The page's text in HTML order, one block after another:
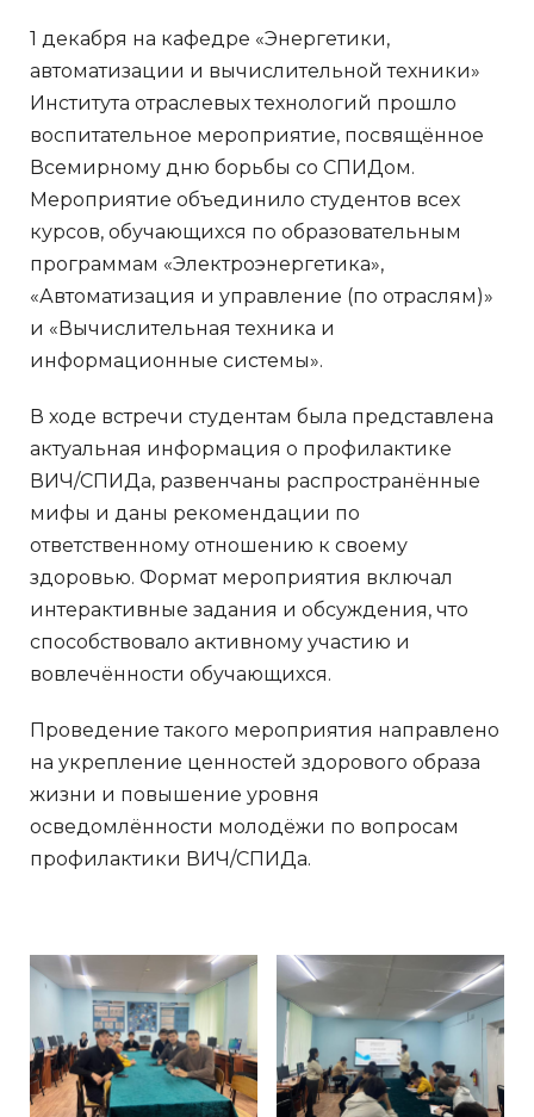
1 декабря на кафедре «Энергетики,
автоматизации и вычислительной техники»
Института отраслевых технологий прошло
воспитательное мероприятие, посвящённое
Всемирному дню борьбы со СПИДом.
Мероприятие объединило студентов всех
курсов, обучающихся по образовательным
программам «Электроэнергетика»,
«Автоматизация и управление (по отраслям)»
и «Вычислительная техника и
информационные системы».
В ходе встречи студентам была представлена
актуальная информация о профилактике
ВИЧ/СПИДа, развенчаны распространённые
мифы и даны рекомендации по
ответственному отношению к своему
здоровью. Формат мероприятия включал
интерактивные задания и обсуждения, что
способствовало активному участию и
вовлечённости обучающихся.
Проведение такого мероприятия направлено
на укрепление ценностей здорового образа
жизни и повышение уровня
осведомлённости молодёжи по вопросам
профилактики ВИЧ/СПИДа.